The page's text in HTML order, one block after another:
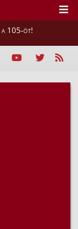
a 105-öt!